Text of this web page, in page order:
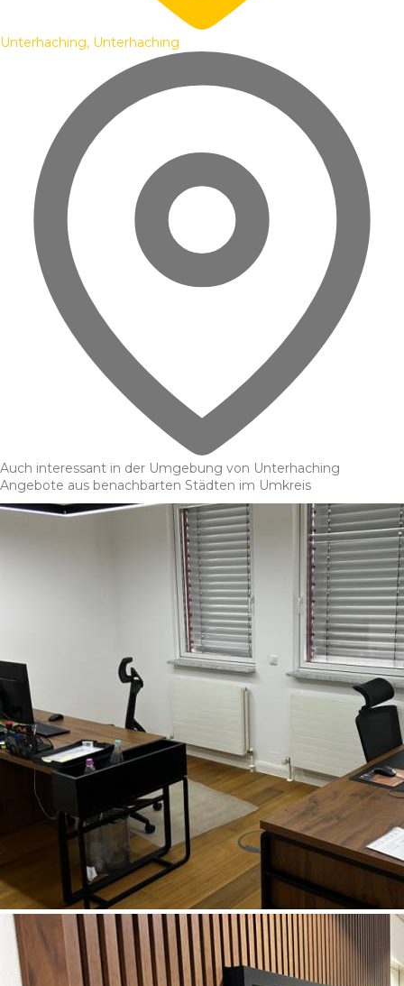
Unterhaching, Unterhaching
Auch interessant in der Umgebung von Unterhaching
Angebote aus benachbarten Städten im Umkreis